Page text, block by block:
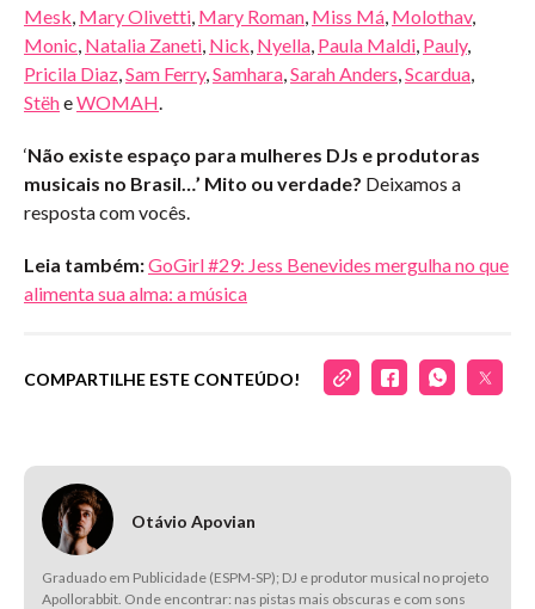
Mesk, Mary Olivetti, Mary Roman, Miss Má, Molothav,
Monic, Natalia Zaneti, Nick, Nyella, Paula Maldi, Pauly,
Pricila Diaz,Sam Ferry,Samhara,Sarah Anders,Scardua,
StëheWOMAH.
‘Não existe espaço para mulheres DJs e produtoras
musicais no Brasil…’ Mito ou verdade? Deixamos a
resposta com vocês.
Leia também:GoGirl #29: Jess Benevides mergulha no que
alimenta sua alma: a música
COMPARTILHE ESTE CONTEÚDO!
Otávio Apovian
Graduado em Publicidade (ESPM-SP); DJ e produtor musical no projeto
Apollorabbit. Onde encontrar: nas pistas mais obscuras e com sons